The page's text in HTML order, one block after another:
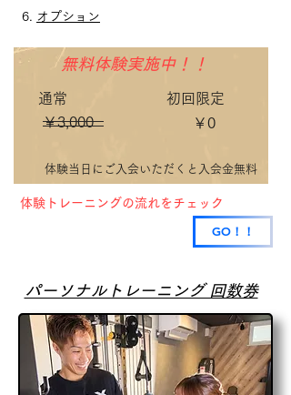
​オプション​
体験当日にご入会いただくと入会金無料
​￥3,000
​初回限定
​￥0
通常​
​無料体験実施中！！
​体験トレーニングの流れをチェック
GO！！
​パーソナルトレーニング 回数券